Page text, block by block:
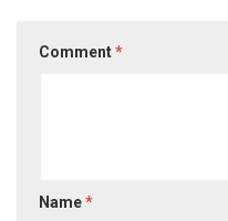
Comment*
Name*